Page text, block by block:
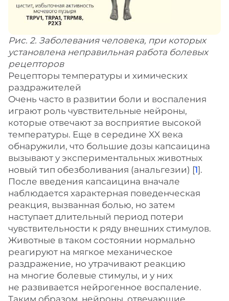
Рис. 2. Заболевания человека, при которых
установлена неправильная работа болевых
рецепторов
Рецепторы температуры и химических
раздражителей
Очень часто в развитии боли и воспаления
играют роль чувствительные нейроны,
которые отвечают за восприятие высокой
температуры. Еще в середине XX века
обнаружили, что большие дозы капсаицина
вызывают у экспериментальных животных
новый тип обезболивания (анальгезии) [1].
После введения капсаицина вначале
наблюдается характерная поведенческая
реакция, вызванная болью, но затем
наступает длительный период потери
чувствительности к ряду внешних стимулов.
Животные в таком состоянии нормально
реагируют на мягкое механическое
раздражение, но утрачивают реакцию
на многие болевые стимулы, и у них
не развивается нейрогенное воспаление.